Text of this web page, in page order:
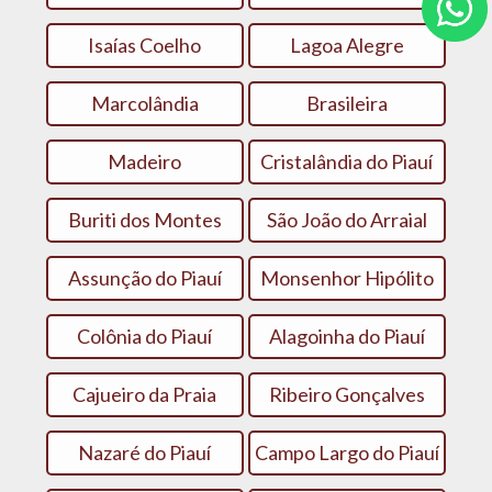
Isaías Coelho Lagoa Alegre
Marcolândia Brasileira
Madeiro Cristalândia do Piauí
Buriti dos Montes São João do Arraial
Assunção do Piauí Monsenhor Hipólito
Colônia do Piauí Alagoinha do Piauí
Cajueiro da Praia Ribeiro Gonçalves
Nazaré do Piauí Campo Largo do Piauí